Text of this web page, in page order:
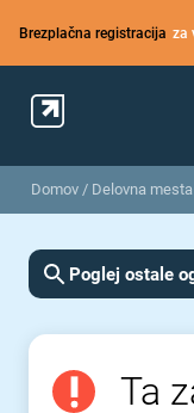
Brezplačna registracija za
Domov / Delovna mesta
Poglej ostale
Ta